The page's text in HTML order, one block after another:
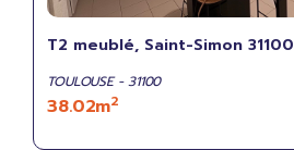
T2 meublé, Saint-Simon 31100
TOULOUSE - 31100
38.02m2